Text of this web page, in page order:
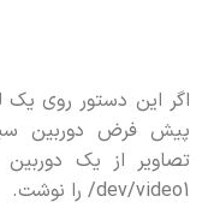
پیش فرض دوربین
تصاویر از یک
dev/video1/ را نوشت.